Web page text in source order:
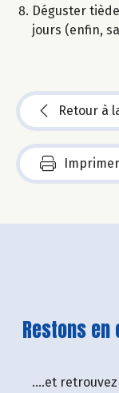
Déguster
jours (enfin,
Retour à
Restons
....et